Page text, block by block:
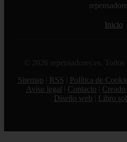
Inicio
© 2026 repensadores.es. Todos
Sitemap
RSS Política de
Aviso legal
Contacto
Diseño web
Libro